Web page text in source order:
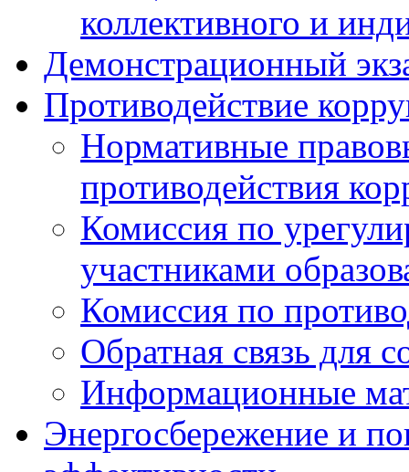
коллективного и
Демонстрационный
Противодействие
Нормативные
противодействия
Комиссия по
участниками
Комиссия по
Обратная связь для
Информационные
Энергосбережение и